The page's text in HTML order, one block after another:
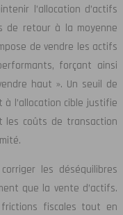
l’allocation d’actifs
de retour à la moyenne
de vendre les actifs
forçant ainsi
haut ». Un seuil de
à l’allocation cible justifie
les coûts de transaction
les déséquilibres
que la vente d’actifs.
fiscales tout en